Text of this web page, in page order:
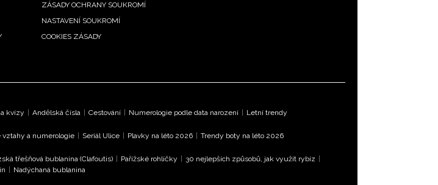
ZÁSADY OCHRANY SOUKROMÍ
NASTAVENÍ SOUKROMÍ
COOKIES ZÁSADY
kvízy | Andělská čísla | Cestování | Numerologie podle data narození | Letní trendy
vztahy a numerologie | Seriál Ulice | Plavky na léto 2026 | Trendy boty na léto 2026
třešňová bublanina (Clafoutis) | Pařížské rohlíčky | 30 nejlepších způsobů, jak využít rybíz |
| Nadýchaná bublanina